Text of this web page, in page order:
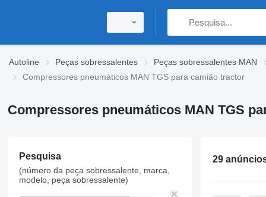
Autoline Peças sobressalentes Peças sobressalentes MAN
Compressores pneumáticos MAN TGS para camião tractor
Compressores pneumáticos MAN TGS
Pesquisa
(número da peça sobressalente, marca,
modelo, peça sobressalente)
29